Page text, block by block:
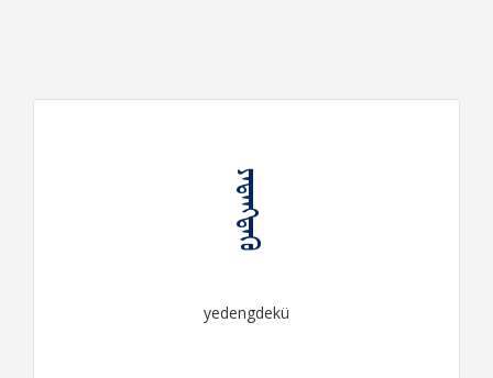
ᠶᠡᠳᠡᠩᠳᠡᠬᠦ
yedengdekü